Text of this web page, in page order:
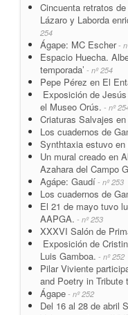
Cincuenta retratos
Lázaro y Laborda
254
Ágape: MC Escher-
Espacio Huecha.
temporada’ - nº 254
Pepe Pérez en El
Exposición de
el Museo Orús. - nº
Criaturas Salvajes en
Los cuadernos de
Synthtaxia estuvo
Un mural creado en
Azahara del Campo
Agápe: Gaudí - nº 253
Los cuadernos de
El 21 de mayo tuvo
AAPGA. - nº 253
XXXVI Salón de
Exposición de
Luis Gamboa. - nº 252
Pilar Viviente
and Poetry in Tribute
Ágape - nº 252
Del 16 al 28 de abril